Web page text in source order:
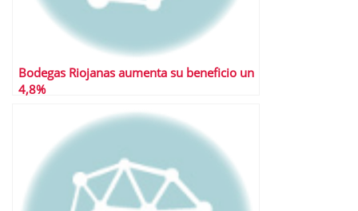
Bodegas Riojanas aumenta su beneficio un
4,8%